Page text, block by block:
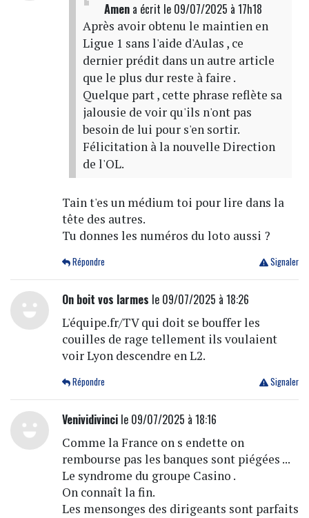
Amena écrit le 09/07/2025 à 17h18
Après avoir obtenu le maintien en
Ligue 1 sans l'aide d'Aulas , ce
dernier prédit dans un autre article
que le plus dur reste à faire .
Quelque part , cette phrase reflète sa
jalousie de voir qu'ils n'ont pas
besoin de lui pour s'en sortir.
Félicitation à la nouvelle Direction
de l'OL.
Tain t'es un médium toi pour lire dans la
tête des autres.
Tu donnes les numéros du loto aussi ?
Signaler
Répondre
On boit vos larmes le 09/07/2025 à 18:26
L'équipe.fr/TV qui doit se bouffer les
couilles de rage tellement ils voulaient
voir Lyon descendre en L2.
Signaler
Répondre
Venividivincile 09/07/2025 à 18:16
Comme la France on s endette on
rembourse pas les banques sont piégées ...
Le syndrome du groupe Casino .
On connaît la fin.
Les mensonges des dirigeants sont parfaits